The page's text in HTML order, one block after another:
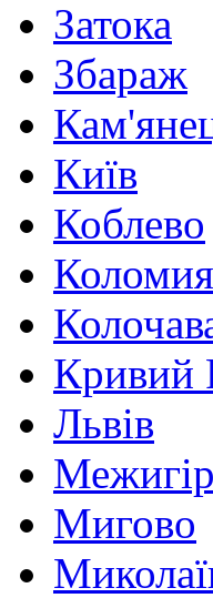
Затока
Збараж
Київ
Коблево
Коломия
Кривий
Львів
Мигово